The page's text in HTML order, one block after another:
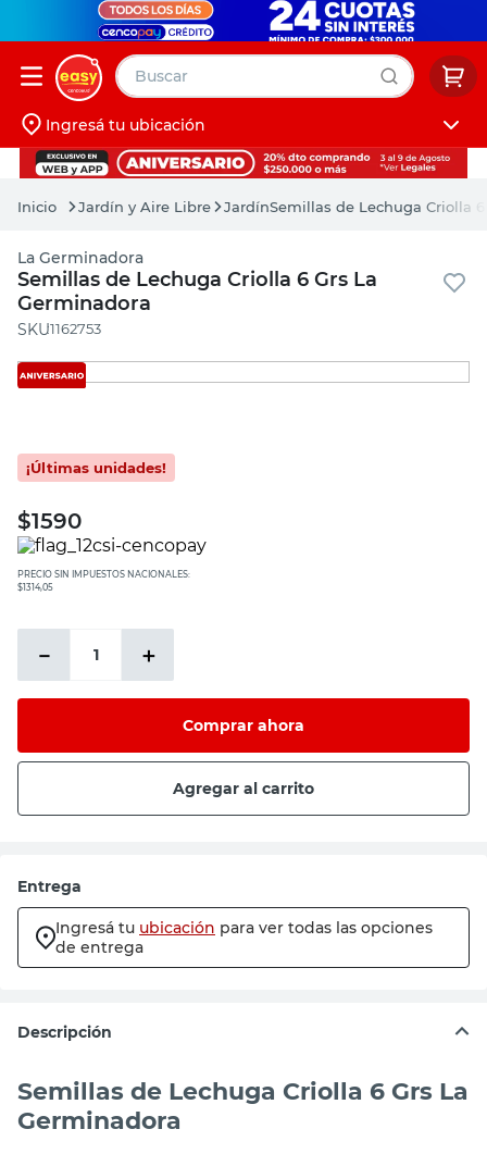
Buscar
Iniciá sesión
Ingresá tu ubicación
Jardín y Aire Libre JardínSemillas de Lechuga Criolla
La Germinadora
Semillas de Lechuga Criolla 6 Grs La
Germinadora
:1162753
$1590
PRECIO SIN IMPUESTOS NACIONALES:
$1314,05
＋
－
Comprar ahora
Agregar al carrito
Entrega
Ingresá tu ubicación para ver todas las opciones
de entrega
Descripción
Semillas de Lechuga Criolla 6 Grs La
Germinadora
muebles
pintura
escritorio
puertas
placard